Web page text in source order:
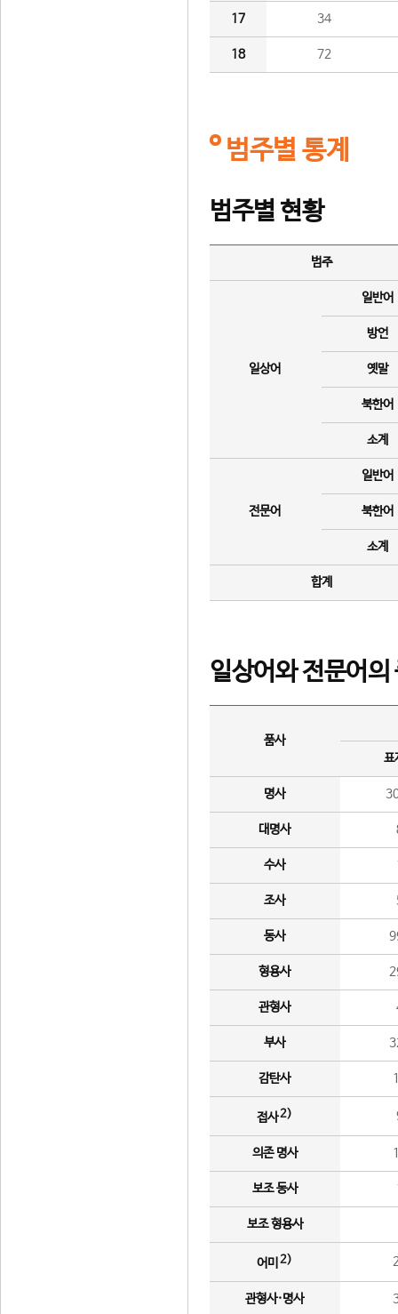
17 34
18 72
범주별 통계
범주별 현황
범주
일상어
일반어
방언
옛말
북한어
소계
전문어
일반어
북한어
소계
합계
일상어와 전문어의
품사
표
명사
대명사
수사
조사
동사
형용사
관형사
부사
감탄사
접사2)
의존 명사
보조 동사
보조 형용사
어미 2)
관형사·명사